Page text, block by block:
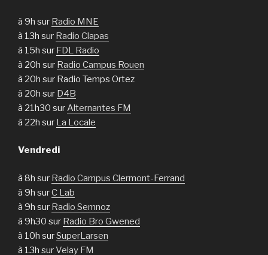
à 9h sur Radio MNE
à 13h sur Radio Clapas
à 15h sur FDL Radio
à 20h sur Radio Campus Rouen
à 20h sur Radio Temps Ortez
à 20h sur D4B
à 21h30 sur Alternantes FM
à 22h sur La Locale
Vendredi
à 8h sur Radio Campus Clermont-Ferrand
à 9h surC Lab
à 9h sur Radio Semnoz
à 9h30 sur Radio Bro Gwened
à 10h surSuperLarsen
à 13h surVelay FM